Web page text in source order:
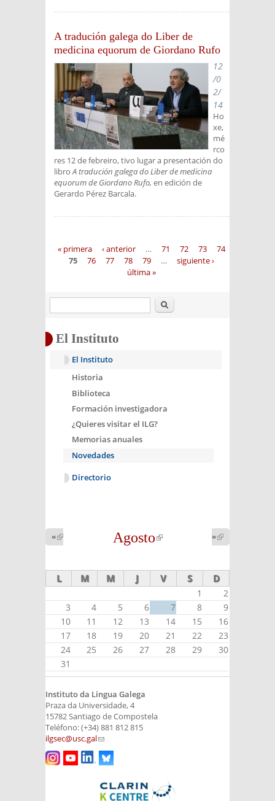
A tradución galega do Liber de
medicina equorum de Giordano Rufo
12
/0
2/
14
Ho
xe,
mé
rco
res 12 de febreiro, tivo lugar a presentación do
libroA tradución galega do Liber de medicina
equorum de Giordano Rufo, en edición de
Gerardo Pérez Barcala.
Páginas
« primera ‹ anterior … 71 72 73
74
75
76 77 78 79 …
siguiente ›
última »
Buscar
El Instituto
El Instituto
Historia
Biblioteca
Formación investigadora
¿Quieres visitar el ILG?
Memorias anuales
Novedades
Directorio
Agosto
(link is
«
external)
»
external)
L M M J V S D
1
2
3
4 5 6 7 8
9
10
11 12 13 14 15
16
17
18 19 20 21 22
23
24
25 26 27 28 29
30
31
Instituto da Lingua Galega
Praza da Universidade, 4
15782 Santiago de Compostela
Teléfono: (+34) 881 812 815
ilgsec@usc.gal(link sends e-mail)